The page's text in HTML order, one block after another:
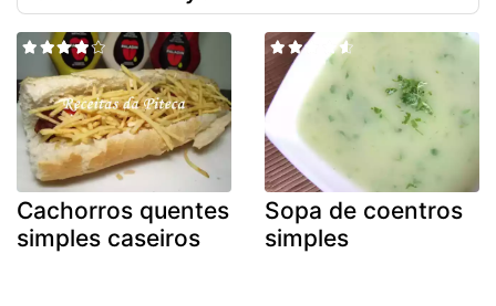
Cachorros quentes
simples caseiros
Sopa de coentros
simples